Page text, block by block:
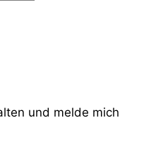
und melde mich